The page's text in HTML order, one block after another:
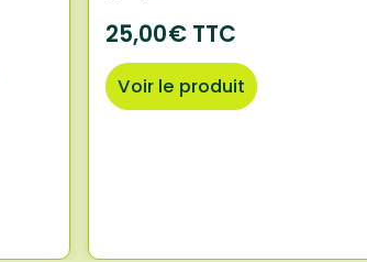
25,00€ TTC
Voir le produit